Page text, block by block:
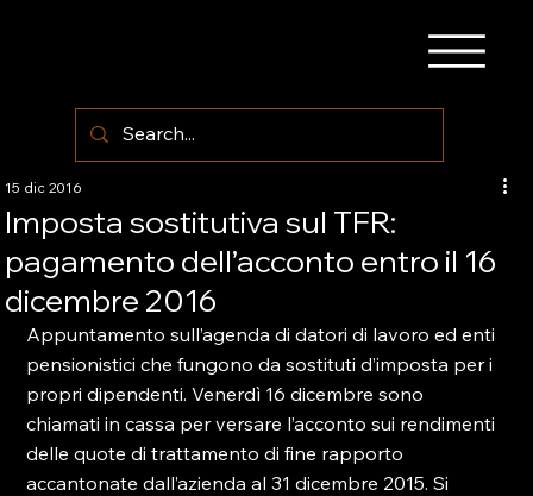
Imposta sostitutiva sul TFR:
pagamento dell’acconto entro il 16
dicembre 2016
15 dic 2016
Appuntamento sull’agenda di datori di lavoro ed enti
pensionistici che fungono da sostituti d’imposta per i
propri dipendenti. Venerdì 16 dicembre sono
chiamati in cassa per versare l’acconto sui rendimenti
delle quote di trattamento di fine rapporto
accantonate dall’azienda al 31 dicembre 2015. Si